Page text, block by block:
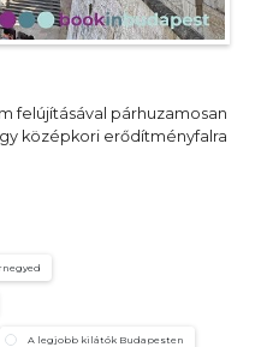
felújításával párhuzamosan
középkori erődítményfalra
A legjobb kilátók Budapesten